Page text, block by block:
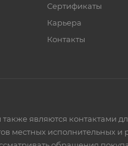
Сертификаты
Карьера
Контакты
являются контактами
местных исполнительных